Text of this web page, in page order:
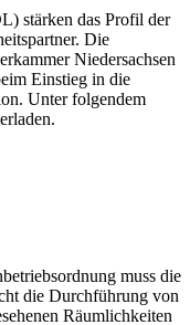
stärken das Profil der
Die
Niedersachsen
Einstieg in die
Unter folgendem
muss die
die Durchführung von
Räumlichkeiten